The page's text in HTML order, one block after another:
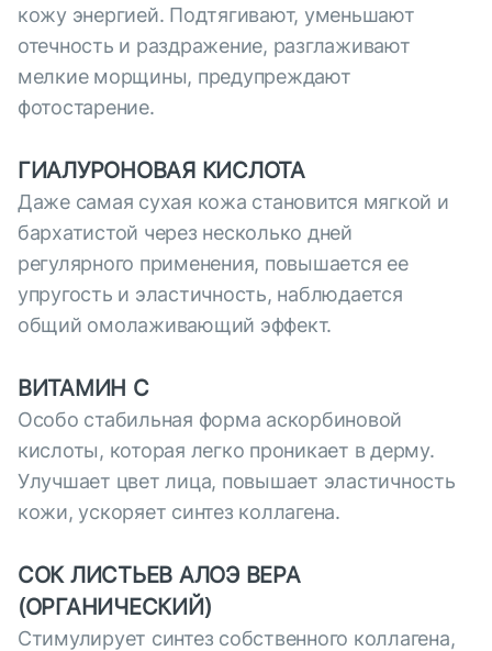
кожу энергией. Подтягивают, уменьшают
отечность и раздражение, разглаживают
мелкие морщины, предупреждают
фотостарение.
ГИАЛУРОНОВАЯ КИСЛОТА
Даже самая сухая кожа становится мягкой и
бархатистой через несколько дней
регулярного применения, повышается ее
упругость и эластичность, наблюдается
общий омолаживающий эффект.
ВИТАМИН С
Особо стабильная форма аскорбиновой
кислоты, которая легко проникает в дерму.
Улучшает цвет лица, повышает эластичность
кожи, ускоряет синтез коллагена.
СОК ЛИСТЬЕВ АЛОЭ ВЕРА
(ОРГАНИЧЕСКИЙ)
Стимулирует синтез собственного коллагена,